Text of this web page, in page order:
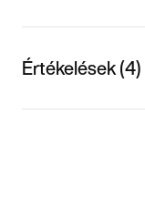
Értékelések (4)